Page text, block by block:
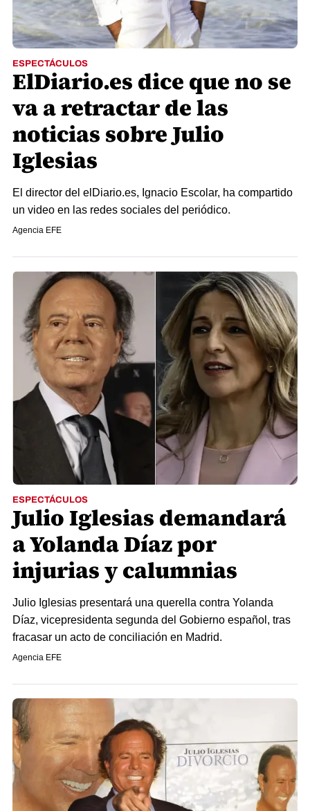
ESPECTÁCULOS
ElDiario.es dice que no se
va a retractar de las
noticias sobre Julio
Iglesias
El director del elDiario.es, Ignacio Escolar, ha compartido
un video en las redes sociales del periódico.
Agencia EFE
ESPECTÁCULOS
Julio Iglesias demandará
a Yolanda Díaz por
injurias y calumnias
Julio Iglesias presentará una querella contra Yolanda
Díaz, vicepresidenta segunda del Gobierno español, tras
fracasar un acto de conciliación en Madrid.
Agencia EFE